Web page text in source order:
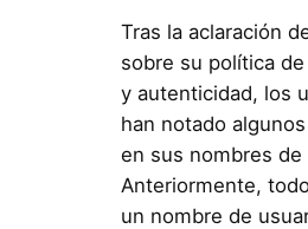
Tras la aclaración
sobre su política
y autenticidad, los
han notado
en sus nombres de
Anteriormente,
un nombre de